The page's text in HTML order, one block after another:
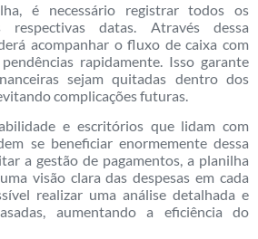
é necessário registrar todos os
respectivas datas. Através dessa
acompanhar o fluxo de caixa com
rapidamente. Isso garante
sejam quitadas dentro dos
complicações futuras.
e escritórios que lidam com
se beneficiar enormemente dessa
a gestão de pagamentos, a planilha
visão clara das despesas em cada
realizar uma análise detalhada e
aumentando a eficiência do